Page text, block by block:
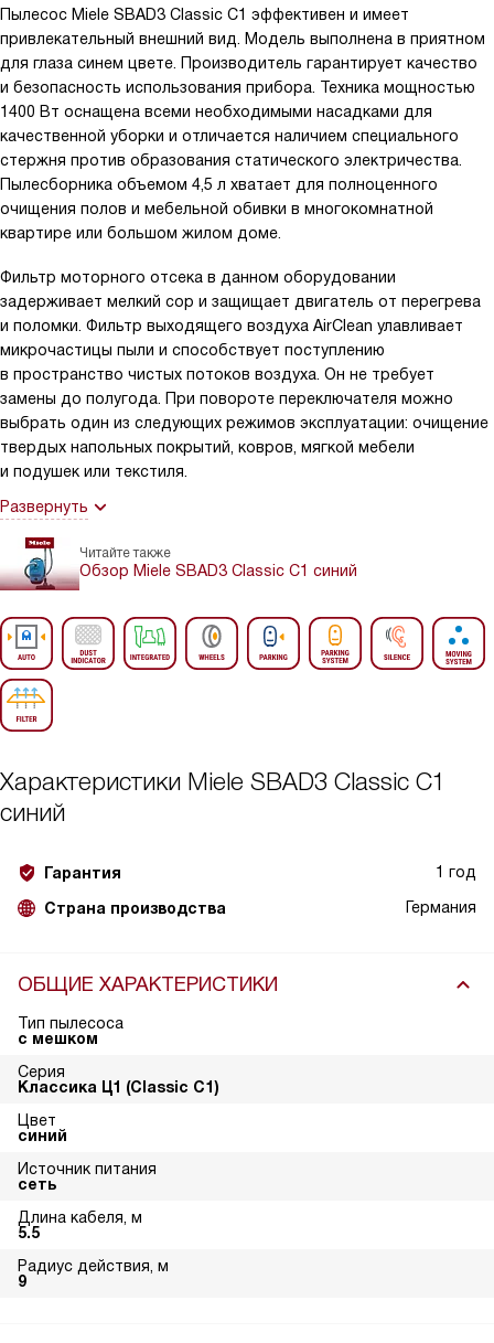
Пылесос Miele SBAD3 Classic C1 эффективен и имеет
привлекательный внешний вид. Модель выполнена в приятном
для глаза синем цвете. Производитель гарантирует качество
и безопасность использования прибора. Техника мощностью
1400 Вт оснащена всеми необходимыми насадками для
качественной уборки и отличается наличием специального
стержня против образования статического электричества.
Пылесборника объемом 4,5 л хватает для полноценного
очищения полов и мебельной обивки в многокомнатной
квартире или большом жилом доме.
Фильтр моторного отсека в данном оборудовании
задерживает мелкий сор и защищает двигатель от перегрева
и поломки. Фильтр выходящего воздуха AirClean улавливает
микрочастицы пыли и способствует поступлению
в пространство чистых потоков воздуха. Он не требует
замены до полугода. При повороте переключателя можно
выбрать один из следующих режимов эксплуатации: очищение
твердых напольных покрытий, ковров, мягкой мебели
и подушек или текстиля.
Развернуть
Читайте также
Обзор Miele SBAD3 Classic C1 синий
Характеристики Miele SBAD3 Classic C1
синий
Гарантия 1 год
Страна производства Германия
ОБЩИЕ ХАРАКТЕРИСТИКИ
Тип пылесоса
с мешком
Серия
Классика Ц1 (Classic C1)
Цвет
синий
Источник питания
сеть
Длина кабеля, м
5.5
Радиус действия, м
9